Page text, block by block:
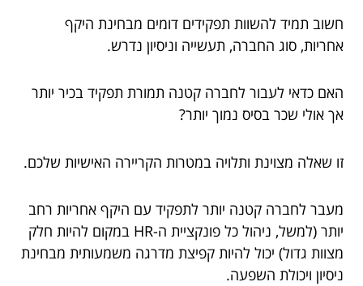
חשוב תמיד להשוות תפקידים דומים מבחינת היקף
אחריות, סוג החברה, תעשייה וניסיון נדרש.
האם כדאי לעבור לחברה קטנה תמורת תפקיד בכיר יותר
אך אולי שכר בסיס נמוך יותר?
זו שאלה מצוינת ותלויה במטרות הקריירה האישיות שלכם.
מעבר לחברה קטנה יותר לתפקיד עם היקף אחריות רחב
יותר (למשל, ניהול כל פונקציית ה-HR במקום להיות חלק
מצוות גדול) יכול להיות קפיצת מדרגה משמעותית מבחינת
ניסיון ויכולת השפעה.